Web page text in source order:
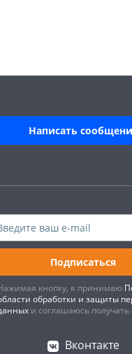
Написать
Подписаться
кнопку, я принимаю
обработки и защиты
и соглашаюсь
Вконтакте